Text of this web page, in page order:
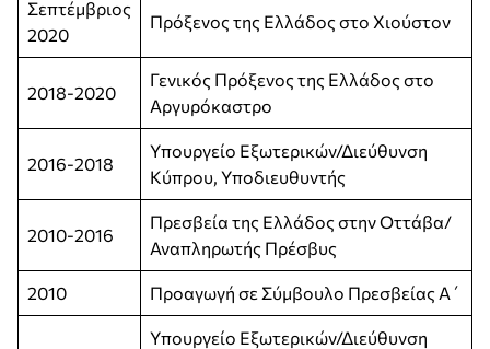
Σεπτέμβριος
2020
Πρόξενος της Ελλάδος στο Χιούστον
2018-2020
Γενικός Πρόξενος της Ελλάδος στο
Αργυρόκαστρο
2016-2018
Υπουργείο Εξωτερικών/Διεύθυνση
Κύπρου, Υποδιευθυντής
2010-2016
Πρεσβεία της Ελλάδος στην Οττάβα/
Αναπληρωτής Πρέσβυς
2010 Προαγωγή σε Σύμβουλο Πρεσβείας Α΄
Υπουργείο Εξωτερικών/Διεύθυνση